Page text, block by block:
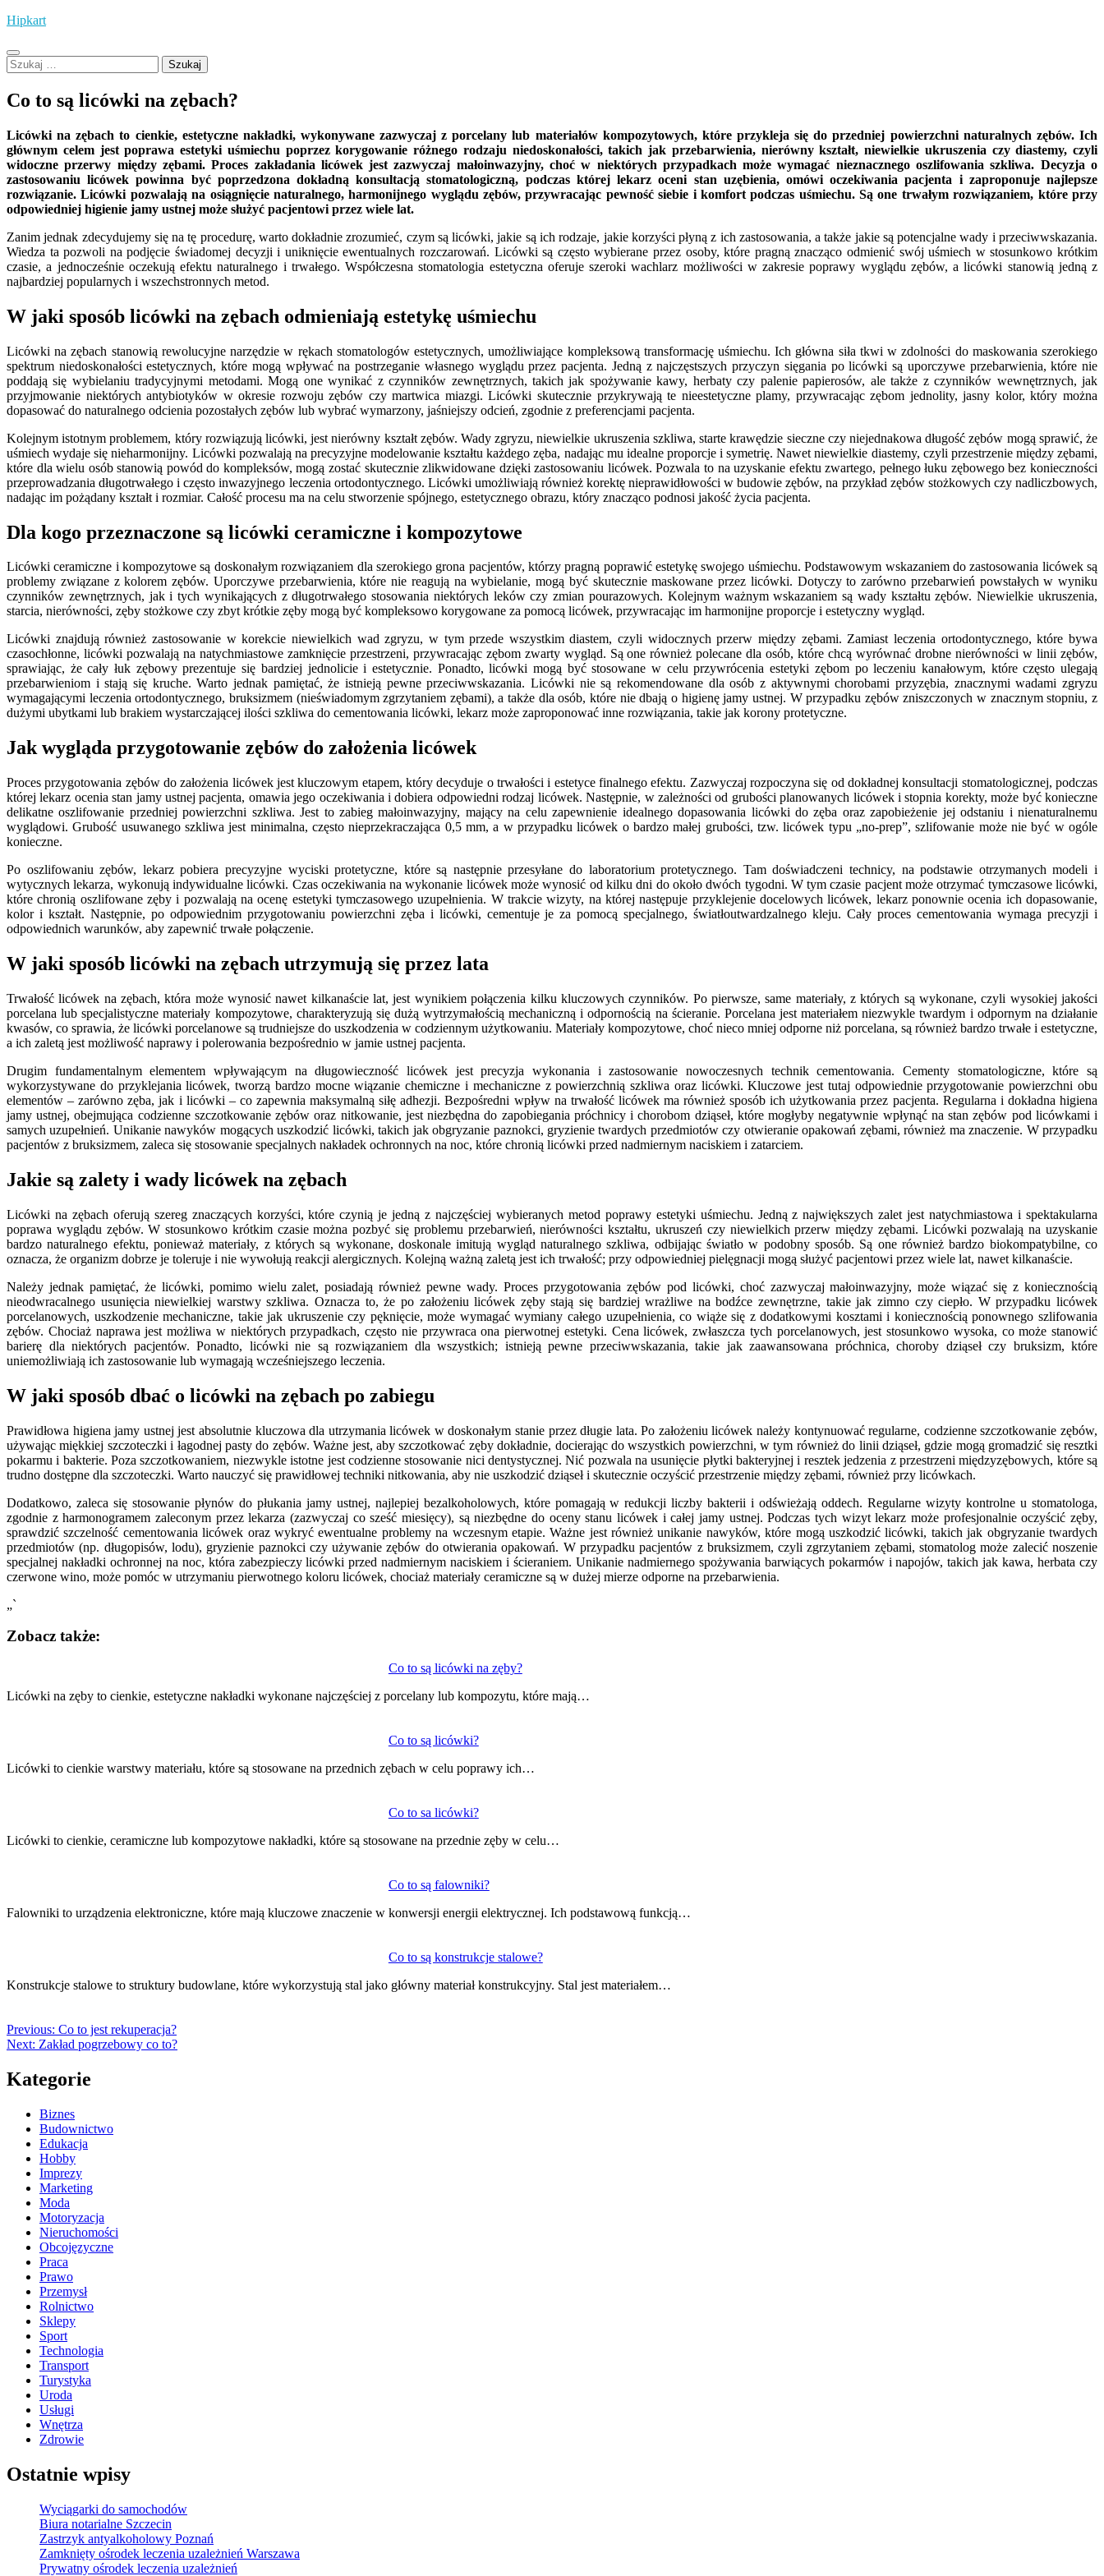
Skip
content
Hipkart
Szukaj:
Co to są licówki na zębach?
Licówki na zębach to cienkie, estetyczne nakładki, wykonywane zazwyczaj z porcelany lub materiałów kompozytowych, które przykleja się do przedniej powierzchni naturalnych zębów. Ich
głównym celem jest poprawa estetyki uśmiechu poprzez korygowanie różnego rodzaju niedoskonałości, takich jak przebarwienia, nierówny kształt, niewielkie ukruszenia czy diastemy, czyli
widoczne przerwy między zębami. Proces zakładania licówek jest zazwyczaj małoinwazyjny, choć w niektórych przypadkach może wymagać nieznacznego oszlifowania szkliwa. Decyzja o
zastosowaniu licówek powinna być poprzedzona dokładną konsultacją stomatologiczną, podczas której lekarz oceni stan uzębienia, omówi oczekiwania pacjenta i zaproponuje najlepsze
rozwiązanie. Licówki pozwalają na osiągnięcie naturalnego, harmonijnego wyglądu zębów, przywracając pewność siebie i komfort podczas uśmiechu. Są one trwałym rozwiązaniem, które przy
odpowiedniej higienie jamy ustnej może służyć pacjentowi przez wiele lat.
Zanim jednak zdecydujemy się na tę procedurę, warto dokładnie zrozumieć, czym są licówki, jakie są ich rodzaje, jakie korzyści płyną z ich zastosowania, a także jakie są potencjalne wady i przeciwwskazania.
Wiedza ta pozwoli na podjęcie świadomej decyzji i uniknięcie ewentualnych rozczarowań. Licówki są często wybierane przez osoby, które pragną znacząco odmienić swój uśmiech w stosunkowo krótkim
czasie, a jednocześnie oczekują efektu naturalnego i trwałego. Współczesna stomatologia estetyczna oferuje szeroki wachlarz możliwości w zakresie poprawy wyglądu zębów, a licówki stanowią jedną z
najbardziej popularnych i wszechstronnych metod.
W jaki sposób licówki na zębach odmieniają estetykę uśmiechu
Licówki na zębach stanowią rewolucyjne narzędzie w rękach stomatologów estetycznych, umożliwiające kompleksową transformację uśmiechu. Ich główna siła tkwi w zdolności do maskowania szerokiego
spektrum niedoskonałości estetycznych, które mogą wpływać na postrzeganie własnego wyglądu przez pacjenta. Jedną z najczęstszych przyczyn sięgania po licówki są uporczywe przebarwienia, które nie
poddają się wybielaniu tradycyjnymi metodami. Mogą one wynikać z czynników zewnętrznych, takich jak spożywanie kawy, herbaty czy palenie papierosów, ale także z czynników wewnętrznych, jak
przyjmowanie niektórych antybiotyków w okresie rozwoju zębów czy martwica miazgi. Licówki skutecznie przykrywają te nieestetyczne plamy, przywracając zębom jednolity, jasny kolor, który można
dopasować do naturalnego odcienia pozostałych zębów lub wybrać wymarzony, jaśniejszy odcień, zgodnie z preferencjami pacjenta.
Kolejnym istotnym problemem, który rozwiązują licówki, jest nierówny kształt zębów. Wady zgryzu, niewielkie ukruszenia szkliwa, starte krawędzie sieczne czy niejednakowa długość zębów mogą sprawić, że
uśmiech wydaje się nieharmonijny. Licówki pozwalają na precyzyjne modelowanie kształtu każdego zęba, nadając mu idealne proporcje i symetrię. Nawet niewielkie diastemy, czyli przestrzenie między zębami,
które dla wielu osób stanowią powód do kompleksów, mogą zostać skutecznie zlikwidowane dzięki zastosowaniu licówek. Pozwala to na uzyskanie efektu zwartego, pełnego łuku zębowego bez konieczności
przeprowadzania długotrwałego i często inwazyjnego leczenia ortodontycznego. Licówki umożliwiają również korektę nieprawidłowości w budowie zębów, na przykład zębów stożkowych czy nadliczbowych,
nadając im pożądany kształt i rozmiar. Całość procesu ma na celu stworzenie spójnego, estetycznego obrazu, który znacząco podnosi jakość życia pacjenta.
Dla kogo przeznaczone są licówki ceramiczne i kompozytowe
Licówki ceramiczne i kompozytowe są doskonałym rozwiązaniem dla szerokiego grona pacjentów, którzy pragną poprawić estetykę swojego uśmiechu. Podstawowym wskazaniem do zastosowania licówek są
problemy związane z kolorem zębów. Uporczywe przebarwienia, które nie reagują na wybielanie, mogą być skutecznie maskowane przez licówki. Dotyczy to zarówno przebarwień powstałych w wyniku
czynników zewnętrznych, jak i tych wynikających z długotrwałego stosowania niektórych leków czy zmian pourazowych. Kolejnym ważnym wskazaniem są wady kształtu zębów. Niewielkie ukruszenia,
starcia, nierówności, zęby stożkowe czy zbyt krótkie zęby mogą być kompleksowo korygowane za pomocą licówek, przywracając im harmonijne proporcje i estetyczny wygląd.
Licówki znajdują również zastosowanie w korekcie niewielkich wad zgryzu, w tym przede wszystkim diastem, czyli widocznych przerw między zębami. Zamiast leczenia ortodontycznego, które bywa
czasochłonne, licówki pozwalają na natychmiastowe zamknięcie przestrzeni, przywracając zębom zwarty wygląd. Są one również polecane dla osób, które chcą wyrównać drobne nierówności w linii zębów,
sprawiając, że cały łuk zębowy prezentuje się bardziej jednolicie i estetycznie. Ponadto, licówki mogą być stosowane w celu przywrócenia estetyki zębom po leczeniu kanałowym, które często ulegają
przebarwieniom i stają się kruche. Warto jednak pamiętać, że istnieją pewne przeciwwskazania. Licówki nie są rekomendowane dla osób z aktywnymi chorobami przyzębia, znacznymi wadami zgryzu
wymagającymi leczenia ortodontycznego, bruksizmem (nieświadomym zgrzytaniem zębami), a także dla osób, które nie dbają o higienę jamy ustnej. W przypadku zębów zniszczonych w znacznym stopniu, z
dużymi ubytkami lub brakiem wystarczającej ilości szkliwa do cementowania licówki, lekarz może zaproponować inne rozwiązania, takie jak korony protetyczne.
Jak wygląda przygotowanie zębów do założenia licówek
Proces przygotowania zębów do założenia licówek jest kluczowym etapem, który decyduje o trwałości i estetyce finalnego efektu. Zazwyczaj rozpoczyna się od dokładnej konsultacji stomatologicznej, podczas
której lekarz ocenia stan jamy ustnej pacjenta, omawia jego oczekiwania i dobiera odpowiedni rodzaj licówek. Następnie, w zależności od grubości planowanych licówek i stopnia korekty, może być konieczne
delikatne oszlifowanie przedniej powierzchni szkliwa. Jest to zabieg małoinwazyjny, mający na celu zapewnienie idealnego dopasowania licówki do zęba oraz zapobieżenie jej odstaniu i nienaturalnemu
wyglądowi. Grubość usuwanego szkliwa jest minimalna, często nieprzekraczająca 0,5 mm, a w przypadku licówek o bardzo małej grubości, tzw. licówek typu „no-prep”, szlifowanie może nie być w ogóle
konieczne.
Po oszlifowaniu zębów, lekarz pobiera precyzyjne wyciski protetyczne, które są następnie przesyłane do laboratorium protetycznego. Tam doświadczeni technicy, na podstawie otrzymanych modeli i
wytycznych lekarza, wykonują indywidualne licówki. Czas oczekiwania na wykonanie licówek może wynosić od kilku dni do około dwóch tygodni. W tym czasie pacjent może otrzymać tymczasowe licówki,
które chronią oszlifowane zęby i pozwalają na ocenę estetyki tymczasowego uzupełnienia. W trakcie wizyty, na której następuje przyklejenie docelowych licówek, lekarz ponownie ocenia ich dopasowanie,
kolor i kształt. Następnie, po odpowiednim przygotowaniu powierzchni zęba i licówki, cementuje je za pomocą specjalnego, światłoutwardzalnego kleju. Cały proces cementowania wymaga precyzji i
odpowiednich warunków, aby zapewnić trwałe połączenie.
W jaki sposób licówki na zębach utrzymują się przez lata
Trwałość licówek na zębach, która może wynosić nawet kilkanaście lat, jest wynikiem połączenia kilku kluczowych czynników. Po pierwsze, same materiały, z których są wykonane, czyli wysokiej jakości
porcelana lub specjalistyczne materiały kompozytowe, charakteryzują się dużą wytrzymałością mechaniczną i odpornością na ścieranie. Porcelana jest materiałem niezwykle twardym i odpornym na działanie
kwasów, co sprawia, że licówki porcelanowe są trudniejsze do uszkodzenia w codziennym użytkowaniu. Materiały kompozytowe, choć nieco mniej odporne niż porcelana, są również bardzo trwałe i estetyczne,
a ich zaletą jest możliwość naprawy i polerowania bezpośrednio w jamie ustnej pacjenta.
Drugim fundamentalnym elementem wpływającym na długowieczność licówek jest precyzja wykonania i zastosowanie nowoczesnych technik cementowania. Cementy stomatologiczne, które są
wykorzystywane do przyklejania licówek, tworzą bardzo mocne wiązanie chemiczne i mechaniczne z powierzchnią szkliwa oraz licówki. Kluczowe jest tutaj odpowiednie przygotowanie powierzchni obu
elementów – zarówno zęba, jak i licówki – co zapewnia maksymalną siłę adhezji. Bezpośredni wpływ na trwałość licówek ma również sposób ich użytkowania przez pacjenta. Regularna i dokładna higiena
jamy ustnej, obejmująca codzienne szczotkowanie zębów oraz nitkowanie, jest niezbędna do zapobiegania próchnicy i chorobom dziąseł, które mogłyby negatywnie wpłynąć na stan zębów pod licówkami i
samych uzupełnień. Unikanie nawyków mogących uszkodzić licówki, takich jak obgryzanie paznokci, gryzienie twardych przedmiotów czy otwieranie opakowań zębami, również ma znaczenie. W przypadku
pacjentów z bruksizmem, zaleca się stosowanie specjalnych nakładek ochronnych na noc, które chronią licówki przed nadmiernym naciskiem i zatarciem.
Jakie są zalety i wady licówek na zębach
Licówki na zębach oferują szereg znaczących korzyści, które czynią je jedną z najczęściej wybieranych metod poprawy estetyki uśmiechu. Jedną z największych zalet jest natychmiastowa i spektakularna
poprawa wyglądu zębów. W stosunkowo krótkim czasie można pozbyć się problemu przebarwień, nierówności kształtu, ukruszeń czy niewielkich przerw między zębami. Licówki pozwalają na uzyskanie
bardzo naturalnego efektu, ponieważ materiały, z których są wykonane, doskonale imitują wygląd naturalnego szkliwa, odbijając światło w podobny sposób. Są one również bardzo biokompatybilne, co
oznacza, że organizm dobrze je toleruje i nie wywołują reakcji alergicznych. Kolejną ważną zaletą jest ich trwałość; przy odpowiedniej pielęgnacji mogą służyć pacjentowi przez wiele lat, nawet kilkanaście.
Należy jednak pamiętać, że licówki, pomimo wielu zalet, posiadają również pewne wady. Proces przygotowania zębów pod licówki, choć zazwyczaj małoinwazyjny, może wiązać się z koniecznością
nieodwracalnego usunięcia niewielkiej warstwy szkliwa. Oznacza to, że po założeniu licówek zęby stają się bardziej wrażliwe na bodźce zewnętrzne, takie jak zimno czy ciepło. W przypadku licówek
porcelanowych, uszkodzenie mechaniczne, takie jak ukruszenie czy pęknięcie, może wymagać wymiany całego uzupełnienia, co wiąże się z dodatkowymi kosztami i koniecznością ponownego szlifowania
zębów. Chociaż naprawa jest możliwa w niektórych przypadkach, często nie przywraca ona pierwotnej estetyki. Cena licówek, zwłaszcza tych porcelanowych, jest stosunkowo wysoka, co może stanowić
barierę dla niektórych pacjentów. Ponadto, licówki nie są rozwiązaniem dla wszystkich; istnieją pewne przeciwwskazania, takie jak zaawansowana próchnica, choroby dziąseł czy bruksizm, które
uniemożliwiają ich zastosowanie lub wymagają wcześniejszego leczenia.
W jaki sposób dbać o licówki na zębach po zabiegu
Prawidłowa higiena jamy ustnej jest absolutnie kluczowa dla utrzymania licówek w doskonałym stanie przez długie lata. Po założeniu licówek należy kontynuować regularne, codzienne szczotkowanie zębów,
używając miękkiej szczoteczki i łagodnej pasty do zębów. Ważne jest, aby szczotkować zęby dokładnie, docierając do wszystkich powierzchni, w tym również do linii dziąseł, gdzie mogą gromadzić się resztki
pokarmu i bakterie. Poza szczotkowaniem, niezwykle istotne jest codzienne stosowanie nici dentystycznej. Nić pozwala na usunięcie płytki bakteryjnej i resztek jedzenia z przestrzeni międzyzębowych, które są
trudno dostępne dla szczoteczki. Warto nauczyć się prawidłowej techniki nitkowania, aby nie uszkodzić dziąseł i skutecznie oczyścić przestrzenie między zębami, również przy licówkach.
Dodatkowo, zaleca się stosowanie płynów do płukania jamy ustnej, najlepiej bezalkoholowych, które pomagają w redukcji liczby bakterii i odświeżają oddech. Regularne wizyty kontrolne u stomatologa,
zgodnie z harmonogramem zaleconym przez lekarza (zazwyczaj co sześć miesięcy), są niezbędne do oceny stanu licówek i całej jamy ustnej. Podczas tych wizyt lekarz może profesjonalnie oczyścić zęby,
sprawdzić szczelność cementowania licówek oraz wykryć ewentualne problemy na wczesnym etapie. Ważne jest również unikanie nawyków, które mogą uszkodzić licówki, takich jak obgryzanie twardych
przedmiotów (np. długopisów, lodu), gryzienie paznokci czy używanie zębów do otwierania opakowań. W przypadku pacjentów z bruksizmem, czyli zgrzytaniem zębami, stomatolog może zalecić noszenie
specjalnej nakładki ochronnej na noc, która zabezpieczy licówki przed nadmiernym naciskiem i ścieraniem. Unikanie nadmiernego spożywania barwiących pokarmów i napojów, takich jak kawa, herbata czy
czerwone wino, może pomóc w utrzymaniu pierwotnego koloru licówek, chociaż materiały ceramiczne są w dużej mierze odporne na przebarwienia.
„`
Zobacz także:
Co to są licówki na zęby?
Licówki na zęby to cienkie, estetyczne nakładki wykonane najczęściej z porcelany lub kompozytu, które mają…
Co to są licówki?
Licówki to cienkie warstwy materiału, które są stosowane na przednich zębach w celu poprawy ich…
Co to sa licówki?
Licówki to cienkie, ceramiczne lub kompozytowe nakładki, które są stosowane na przednie zęby w celu…
Co to są falowniki?
Falowniki to urządzenia elektroniczne, które mają kluczowe znaczenie w konwersji energii elektrycznej. Ich podstawową funkcją…
Co to są konstrukcje stalowe?
Konstrukcje stalowe to struktury budowlane, które wykorzystują stal jako główny materiał konstrukcyjny. Stal jest materiałem…
wpisu
Previous: Co to jest rekuperacja?
Next: Zakład pogrzebowy co to?
Kategorie
Biznes
Budownictwo
Edukacja
Hobby
Imprezy
Marketing
Moda
Motoryzacja
Nieruchomości
Obcojęzyczne
Praca
Prawo
Przemysł
Rolnictwo
Sklepy
Sport
Technologia
Transport
Turystyka
Uroda
Usługi
Wnętrza
Zdrowie
Ostatnie wpisy
Wyciągarki do samochodów
Biura notarialne Szczecin
Zastrzyk antyalkoholowy Poznań
Zamknięty ośrodek leczenia uzależnień Warszawa
Prywatny ośrodek leczenia uzależnień